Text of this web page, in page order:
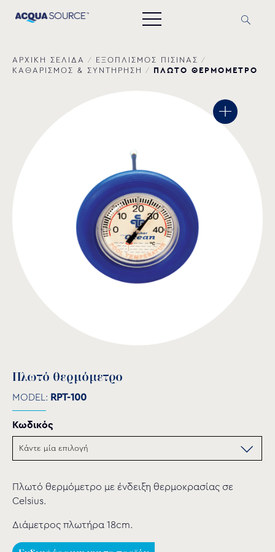
ΑΡΧΙΚΗ ΣΕΛΙΔΑ / ΕΞΟΠΛΙΣΜΟΣ ΠΙΣΙΝΑΣ /
ΚΑΘΑΡΙΣΜΟΣ & ΣΥΝΤΗΡΗΣΗ / ΠΛΩΤΟ ΘΕΡΜΟΜΕΤΡΟ
Πλωτό θερμόμετρο
MODEL: RPT-100
Κωδικός
Πλωτό θερμόμετρο με ένδειξη θερμοκρασίας σε
Celsius.
Διάμετρος πλωτήρα 18cm.